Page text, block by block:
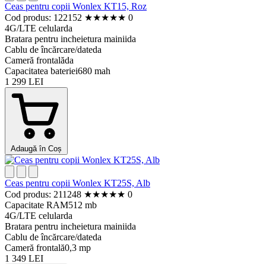
Ceas pentru copii Wonlex KT15, Roz
Cod produs: 122152 ★★★★★ 0
4G/LTE celularda
Bratara pentru incheietura mainiida
Cablu de încărcare/dateda
Cameră frontalăda
Capacitatea bateriei680 mah
1 299 LEI
Adaugă în Coș
Ceas pentru copii Wonlex KT25S, Alb
Cod produs: 211248 ★★★★★ 0
Capacitate RAM512 mb
4G/LTE celularda
Bratara pentru incheietura mainiida
Cablu de încărcare/dateda
Cameră frontală0,3 mp
1 349 LEI